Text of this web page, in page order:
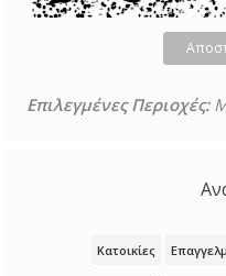
Επιλεγμένες Περιοχές:
Κατοικίες